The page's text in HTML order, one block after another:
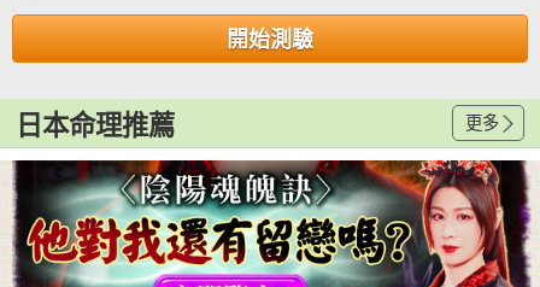
開始測驗
日本命理推薦 更多